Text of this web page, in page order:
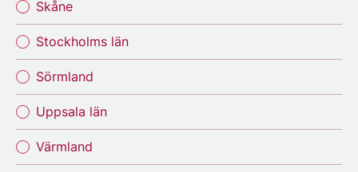
Skåne
Stockholms län
Sörmland
Uppsala län
Värmland